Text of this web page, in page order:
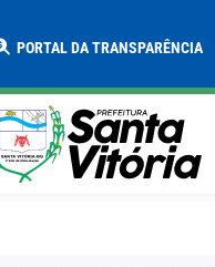
PORTAL DA TRANSPARÊNCIA